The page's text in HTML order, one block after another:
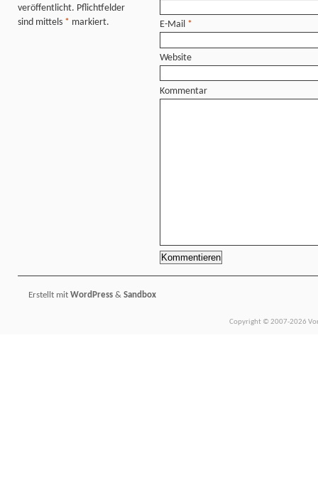
veröffentlicht. Pflichtfelder
sind mittels * markiert. E-Mail *
Website
Kommentar
Erstellt mit WordPress & Sandbox
Copyright © 2007-2026